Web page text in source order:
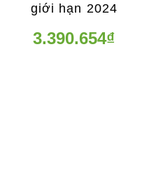
giới hạn 2024
3.390.654₫